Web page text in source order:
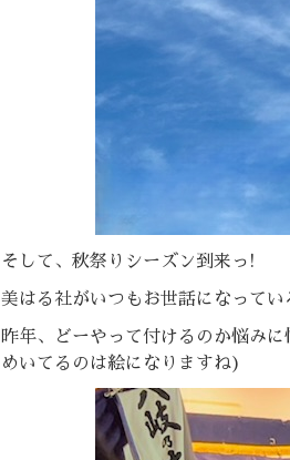
そして、秋祭りシーズン到来っ!
美はる社がいつもお世話になって
昨年、どーやって付けるのか悩み
めいてるのは絵になりますね)